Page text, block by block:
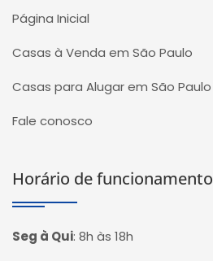
Página Inicial
Casas à Venda em São Paulo
Casas para Alugar em São Paulo
Fale conosco
Horário de funcionamento
Seg à Qui: 8h às 18h